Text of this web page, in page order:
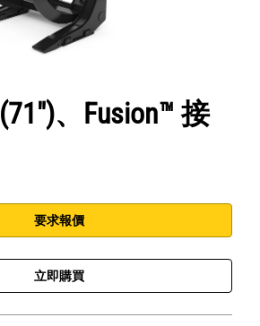
、Fusion™ 接
要求報價
立即購買